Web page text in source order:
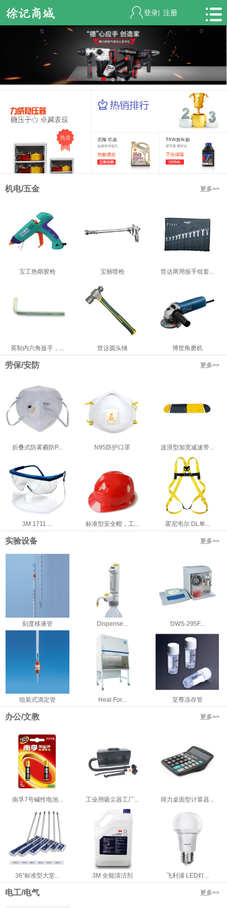
登录| 注册
机电/五金 更多>>
宝工热熔胶枪 宝丽喷枪 世达两用扳手组套...
英制内六角扳手，... 世达圆头锤 博世角磨机
劳保/安防 更多>>
折叠式防雾霾防P... N95防护口罩 波浪型加宽减速带...
3M 1711 ... 标准型安全帽，工... 霍尼韦尔 DL单...
实验设备 更多>>
刻度移液管 Dispense... DWS-295F...
组装式滴定管 Heal For... 至尊冻存管
办公/文教 更多>>
南孚7号碱性电池... 工业用吸尘器工厂... 得力桌面型计算器...
36”标准型大堂... 3M 全能清洁剂 飞利浦 LED灯...
电工/电气 更多>>